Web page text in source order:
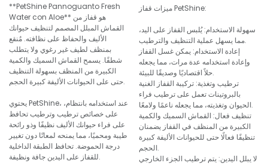
**PetShine Pannoguanto Fresh
Water con Aloe** هو قفاز من
القماش المبلل المصمم لتنظيف حيوانك
الأليف والحفاظ على نظافته. مُنقع
بمنظف لطيف غير رغوي ولا يتطلب
شطفًا. يسمح القماش السميك والكمية
الكبيرة من المنظف بسهولة التنظيف
حتى على الحيوانات الأليفة كبيرة الحجم.
يحتوي PetShine، عند استخدامه بانتظام،
على خصائص ترطيب وترطيب تحافظ
على فراء حيوانك الأليف نظيفًا وذو رائحة
طيبة ومحميًا، مما يمنحه لمعانًا دون تغيير
درجة الحموضة. تحافظ الطبقة الداخلية
للقفاز على اليدين جافة ونظيفة.
ميزات قفاز PetShine:
سهولة الاستخدام: يُلبس القفاز على اليد،
مما يسهل عملية التنظيف والترطيب.
إعادة الاستخدام: يمكن غسل القفاز
وإعادة استخدامه عدة مرات، مما يجعله
حلاً اقتصاديًا وصديقًا للبيئة.
ترطيب وتغذية: تركيبة القفاز الغنية
بالبروتينات تعمل على ترطيب فراء
الحيوان وتغذيته، مما يجعله ناعمًا ولامعًا.
تنظيف فعال: القماش السميك والكمية
الكبيرة من المنظف في القفاز يضمنان
تنظيفًا فعالًا حتى للحيوانات الأليفة كبيرة
الحجم.
لا يبلل اليدين: يتم ترطيب الجزء الخارجي